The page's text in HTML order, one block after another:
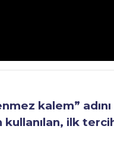
kalem”
ilk